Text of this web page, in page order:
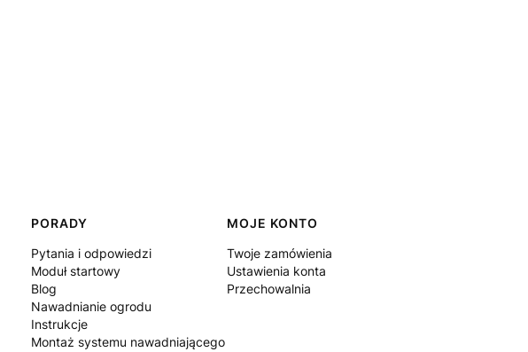
PORADY
Pytania i odpowiedzi
Moduł startowy
Blog
Nawadnianie ogrodu
Instrukcje
Montaż systemu nawadniającego
MOJE KONTO
Twoje zamówienia
Ustawienia konta
Przechowalnia